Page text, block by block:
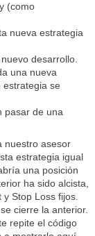
(como
nueva estrategia
desarrollo.
una nueva
se
pasar de una
nuestro asesor
estrategia igual
una posición
ha sido alcista,
Stop Loss fijos.
cierre la anterior.
repite el código